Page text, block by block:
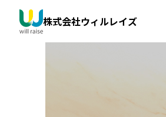
株式会社ウィルレイズ